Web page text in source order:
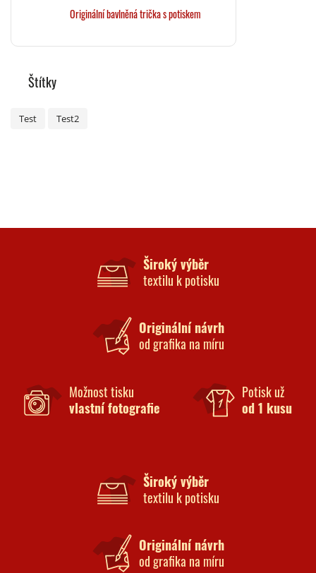
Originální bavlněná trička s potiskem
Štítky
Test Test2
Široký výběr
textilu k potisku
Originální návrh
od grafika na míru
Možnost tisku
vlastní fotografie
Potisk už
od 1 kusu
Široký výběr
textilu k potisku
Originální návrh
od grafika na míru